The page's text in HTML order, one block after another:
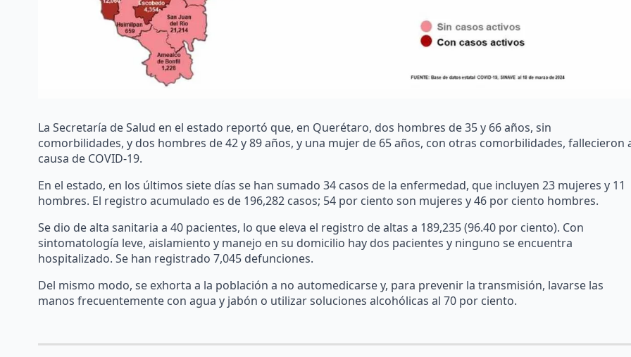
La Secretaría de Salud en el estado reportó que, en Querétaro, dos hombres de 35 y 66 años, sin
comorbilidades, y dos hombres de 42 y 89 años, y una mujer de 65 años, con otras comorbilidades, fallecieron
causa de COVID-19.
En el estado, en los últimos siete días se han sumado 34 casos de la enfermedad, que incluyen 23 mujeres y 11
hombres. El registro acumulado es de 196,282 casos; 54 por ciento son mujeres y 46 por ciento hombres.
Se dio de alta sanitaria a 40 pacientes, lo que eleva el registro de altas a 189,235 (96.40 por ciento). Con
sintomatología leve, aislamiento y manejo en su domicilio hay dos pacientes y ninguno se encuentra
hospitalizado. Se han registrado 7,045 defunciones.
Del mismo modo, se exhorta a la población a no automedicarse y, para prevenir la transmisión, lavarse las
manos frecuentemente con agua y jabón o utilizar soluciones alcohólicas al 70 por ciento.